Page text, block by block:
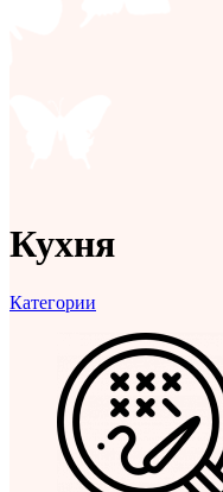
Кухня
Категории